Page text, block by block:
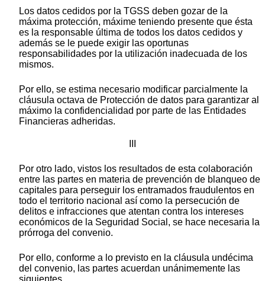
Los datos cedidos por la TGSS deben gozar de la
máxima protección, máxime teniendo presente que ésta
es la responsable última de todos los datos cedidos y
además se le puede exigir las oportunas
responsabilidades por la utilización inadecuada de los
mismos.
Por ello, se estima necesario modificar parcialmente la
cláusula octava de Protección de datos para garantizar al
máximo la confidencialidad por parte de las Entidades
Financieras adheridas.
Por otro lado, vistos los resultados de esta colaboración
entre las partes en materia de prevención de blanqueo de
capitales para perseguir los entramados fraudulentos en
todo el territorio nacional así como la persecución de
delitos e infracciones que atentan contra los intereses
económicos de la Seguridad Social, se hace necesaria la
prórroga del convenio.
Por ello, conforme a lo previsto en la cláusula undécima
del convenio, las partes acuerdan unánimemente las